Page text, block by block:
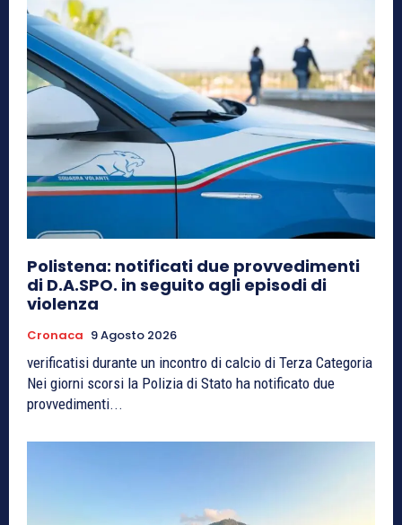
Polistena: notificati due provvedimenti
di D.A.SPO. in seguito agli episodi di
violenza
Cronaca 9 Agosto 2026
verificatisi durante un incontro di calcio di Terza Categoria
Nei giorni scorsi la Polizia di Stato ha notificato due
provvedimenti...